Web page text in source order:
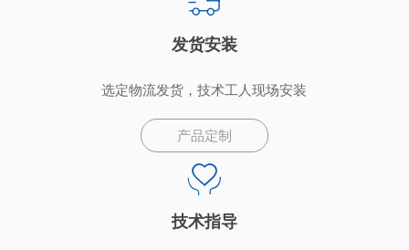
发货安装
选定物流发货，技术工人现场安装
产品定制
技术指导